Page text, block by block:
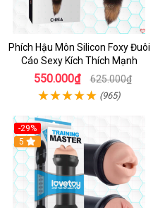
Phích Hậu Môn Silicon Foxy Đuôi
Cáo Sexy Kích Thích Mạnh
550.000₫ 625.000₫
(965)
-29%
Hot
5